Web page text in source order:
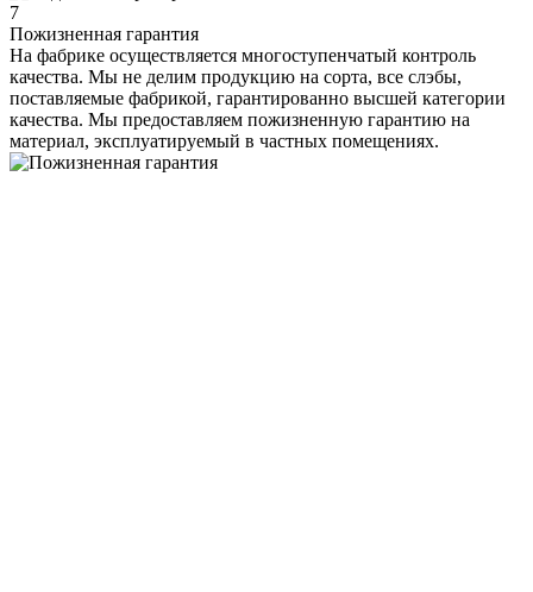
7
Пожизненная гарантия
На фабрике осуществляется многоступенчатый контроль
качества. Мы не делим продукцию на сорта, все слэбы,
поставляемые фабрикой, гарантированно высшей категории
качества. Мы предоставляем пожизненную гарантию на
материал, эксплуатируемый в частных помещениях.